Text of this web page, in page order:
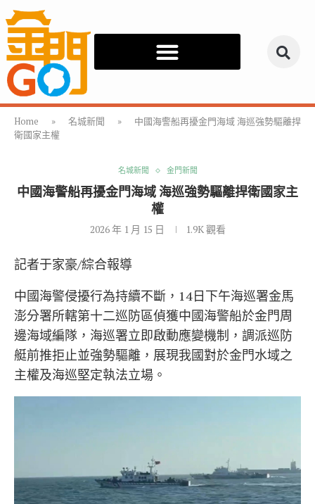
Home » 名城新聞 »
中國海警船再擾金門海域 海巡強勢驅離捍
衛國家主權
名城新聞 金門新聞
中國海警船再擾金門海域 海巡強勢驅離捍衛國家主
權
2026 年 1 月 15 日 1.9K觀看
記者于家豪/綜合報導
中國海警侵擾行為持續不斷，14日下午海巡署金馬
澎分署所轄第十二巡防區偵獲中國海警船於金門周
邊海域編隊，海巡署立即啟動應變機制，調派巡防
艇前推拒止並強勢驅離，展現我國對於金門水域之
主權及海巡堅定執法立場。